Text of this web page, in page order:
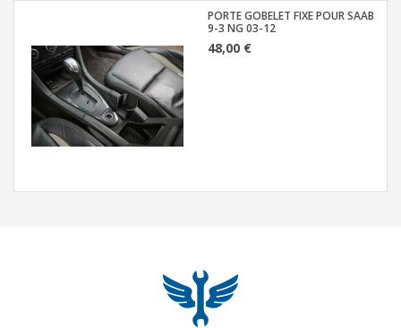
PORTE GOBELET FIXE POUR SAAB
9-3 NG 03-12
48,00 €